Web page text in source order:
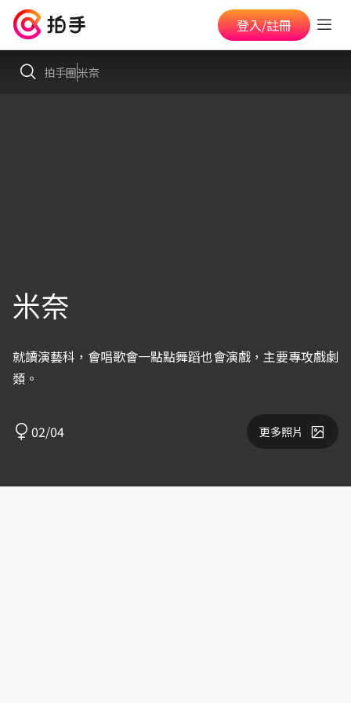
登入/註冊
拍手圈米奈
米奈
就讀演藝科，會唱歌會一點點舞蹈也會演戲，主要專攻戲劇
類。
02/04 更多照片